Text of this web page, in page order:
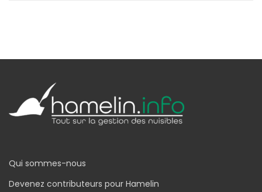
Qui sommes-nous
Devenez contributeurs pour Hamelin